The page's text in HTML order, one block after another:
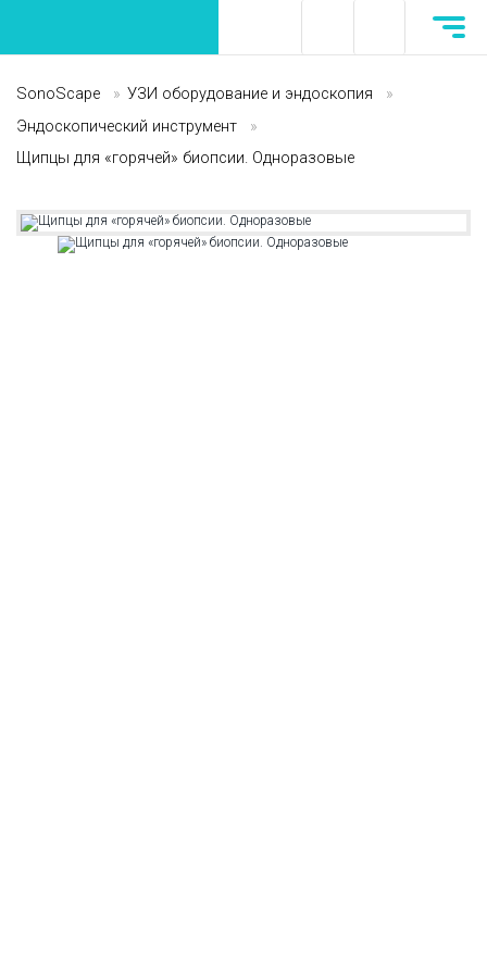
SonoScape » УЗИ оборудование и эндоскопия
»
Эндоскопический инструмент
»
Щипцы для «горячей» биопсии. Одноразовые